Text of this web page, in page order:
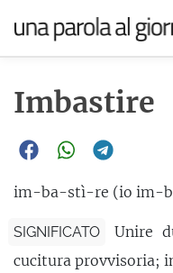
Imbastire
im-ba-stì-re (io im-
SIGNIFICATO
Unire
cucitura provvisoria;